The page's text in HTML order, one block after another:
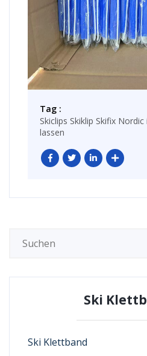
Tag :
Skiclips Skiklip Skifix
lassen
Ski
Ski Klettband